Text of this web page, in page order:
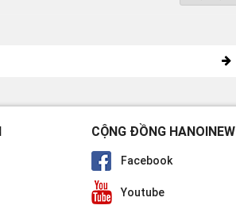
CỘNG ĐỒNG HANOINEW
Facebook
Youtube